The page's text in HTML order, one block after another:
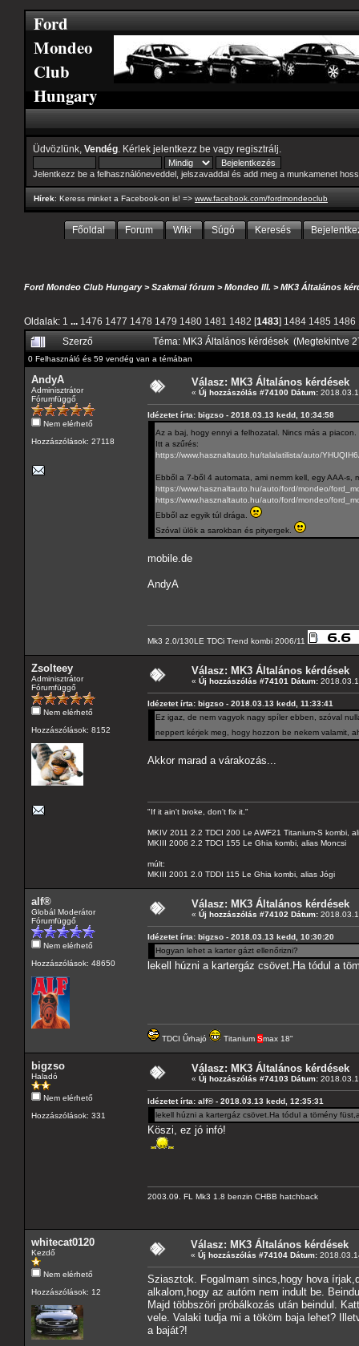
Ford
Mondeo
Club
Hungary
Üdvözlünk, Vendég . Kérlek jelentkezz be vagy regisztrálj
Jelentkezz be a felhasználóneveddel, jelszavaddal és add meg a munkamenet
Hírek: Keress minket a Facebook-on is! => www.facebook.com/fordmondeoclub
Főoldal Forum Wiki Súgó Keresés
Ford Mondeo Club Hungary>Szakmai fórum >Mondeo III. >MK3 Általános
Oldalak: 1 ... 1476 1477 1478 1479 1480 1481 1482 [1483] 1484 1485 1486
Szerző
Téma: MK3 Általános kérdések (Megtekintve
0 Felhasználó és 59 vendég van a témában
AndyA
Adminisztrátor
Fórumfüggő
Nem elérhető
Hozzászólások: 27118
Válasz: MK3 Általános kérdések
« Új hozzászólás #74100 Dátum:
Idézetet írta: bigzso - 2018.03.13 kedd, 10:34:58
Az a baj, hogy ennyi a felhozatal. Nincs más a piacon.
Itt a szűrés:
https://www.hasznaltauto.hu/talalatilista/auto/
Ebből a 7-ből 4 automata, ami nemm kell, egy AAA-s,
https://www.hasznaltauto.hu/auto/ford/mondeo/
https://www.hasznaltauto.hu/auto/ford/mondeo/
Ebből az egyik túl drága.
Szóval ülök a sarokban és pityergek.
mobile.de
AndyA
Mk3 2.0/130LE TDCi Trend kombi 2006/11
Zsolteey
Adminisztrátor
Fórumfüggő
Nem elérhető
Hozzászólások: 8152
Válasz: MK3 Általános kérdések
« Új hozzászólás #74101 Dátum:
Idézetet írta: bigzso - 2018.03.13 kedd, 11:33:41
Ez igaz, de nem vagyok nagy spíler ebben, szóval
neppert kérjek meg, hogy hozzon be nekem valamit,
Akkor marad a várakozás...
"If it ain't broke, don't fix it."
MKIV 2011 2.2 TDCI 200 Le AWF21 Titanium-S kombi,
MKIII 2006 2.2 TDCI 155 Le Ghia kombi, alias Moncsi
múlt:
MKIII 2001 2.0 TDDI 115 Le Ghia kombi, alias Jógi
alf®
Globál Moderátor
Fórumfüggő
Nem elérhető
Hozzászólások: 48650
Válasz: MK3 Általános kérdések
« Új hozzászólás #74102 Dátum:
Idézetet írta: bigzso - 2018.03.13 kedd, 10:30:20
Hogyan lehet a karter gázt ellenőrizni?
lekell húzni a kartergáz csövet.Ha tódul a
TDCI Űrhajó Titanium Smax 18"
bigzso
Haladó
Nem elérhető
Hozzászólások: 331
Válasz: MK3 Általános kérdések
« Új hozzászólás #74103 Dátum:
Idézetet írta: alf® - 2018.03.13 kedd, 12:35:31
lekell húzni a kartergáz csövet.Ha tódul a tömény
Köszi, ez jó infó!
2003.09. FL Mk3 1.8 benzin CHBB hatchback
whitecat0120
Kezdő
Nem elérhető
Hozzászólások: 12
Válasz: MK3 Általános kérdések
« Új hozzászólás #74104 Dátum:
Sziasztok. Fogalmam sincs,hogy hova
alkalom,hogy az autóm nem indult be.
Majd többszöri próbálkozás után beindul.
vele. Valaki tudja mi a tököm baja lehet?
a baját?!